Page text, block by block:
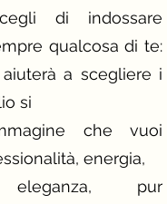
di indossare
qualcosa di te:
aiuterà a scegliere i
si
che vuoi
energia,
eleganza, pur